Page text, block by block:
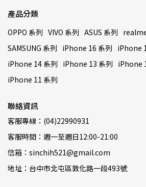
產品分類
OPPO 系列 VIVO 系列 ASUS 系列
SAMSUNG 系列 iPhone 16 系列 iPhone
iPhone 14 系列 iPhone 13 系列 iPhone
iPhone 11 系列
聯絡資訊
客服專線：(04)22990931
客服時間：週一至週日12:00-21:00
信箱：sinchih521@gmail.com
地址：台中市北屯區敦化路一段493號